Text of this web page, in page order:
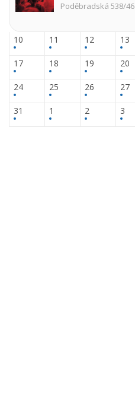
Poděbradská 538/46
10 11 12 13
17 18 19 20
24 25 26 27
31 1 2 3